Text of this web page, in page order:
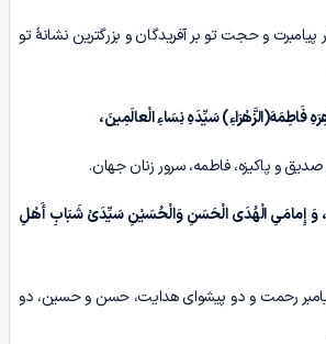
پیامبرت و حجت تو بر آفریدگان و بزرگترین نشانۀ تو
فَاطِمَهَ(الزَّهْرَاءِ) سَیِّدَهِ نِسَاءِ الْعالَمِینَ،
و پاکیزه، فاطمه، سرور زنان جهان.
إِمامَیِ الْهُدَى الْحَسَنِ وَالْحُسَیْنِ سَیِّدَیْ شَبَابِ أَهْلِ
رحمت و دو پیشوای هدایت، حسن و حسین، دو